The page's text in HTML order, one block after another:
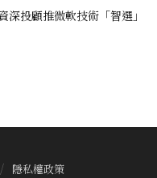
投顧推微軟技術「智選」
隱私權政策